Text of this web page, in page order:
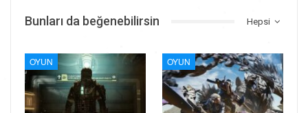
Hepsi
Bunları da beğenebilirsin
OYUN OYUN